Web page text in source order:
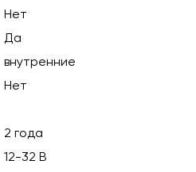
Нет
Да
внутренние
Нет
2 года
12-32 В